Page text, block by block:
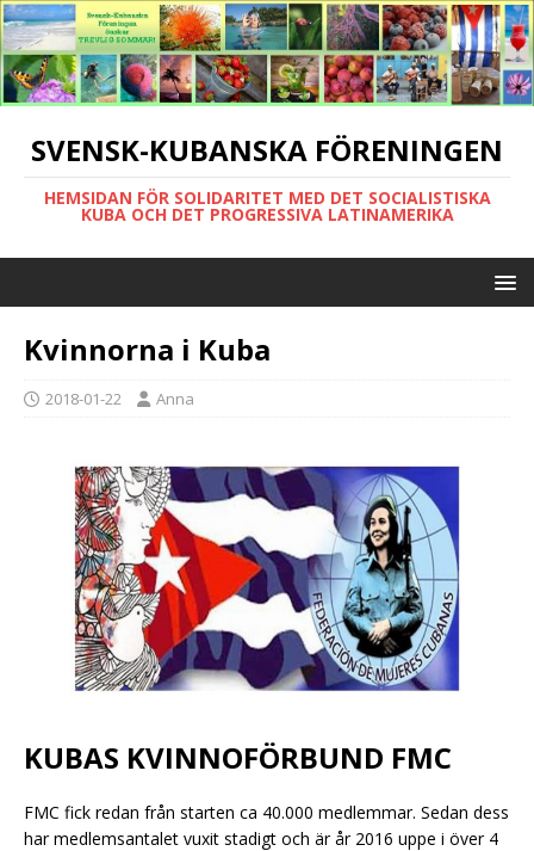
SVENSK-KUBANSKA FÖRENINGEN
HEMSIDAN FÖR SOLIDARITET MED DET SOCIALISTISKA
KUBA OCH DET PROGRESSIVA LATINAMERIKA
Kvinnorna i Kuba
2018-01-22 Anna
KUBAS KVINNOFÖRBUND FMC
FMC fick redan från starten ca 40.000 medlemmar. Sedan dess
har medlemsantalet vuxit stadigt och är år 2016 uppe i över 4